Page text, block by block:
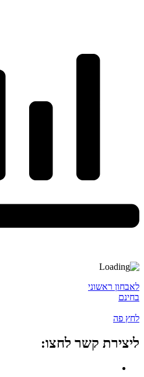
לאבחון ראשוני
בחינם
לחץ פה
ליצירת קשר לחצו: